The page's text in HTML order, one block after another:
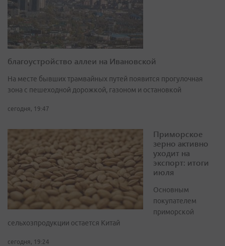
благоустройство аллеи на Ивановской
На месте бывших трамвайных путей появится прогулочная
зона с пешеходной дорожкой, газоном и остановкой
сегодня, 19:47
Приморское
зерно активно
уходит на
экспорт: итоги
июля
Основным
покупателем
приморской
сельхозпродукции остается Китай
сегодня, 19:24